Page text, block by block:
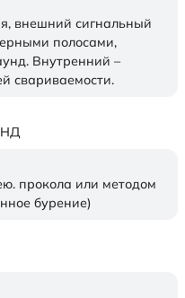
внешний сигнальный
полосами,
Внутренний –
свариваемости.
прокола или методом
бурение)